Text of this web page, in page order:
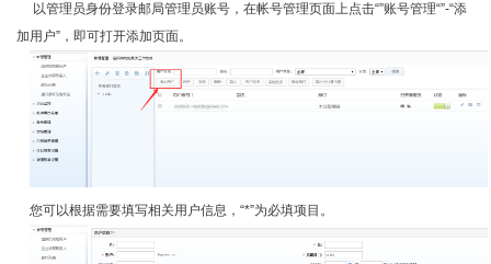
以管理员身份登录邮局管理员账号，在帐号管理页面上点击“”账号管理“”-“添
加用户”，即可打开添加页面。
您可以根据需要填写相关用户信息，“*”为必填项目。